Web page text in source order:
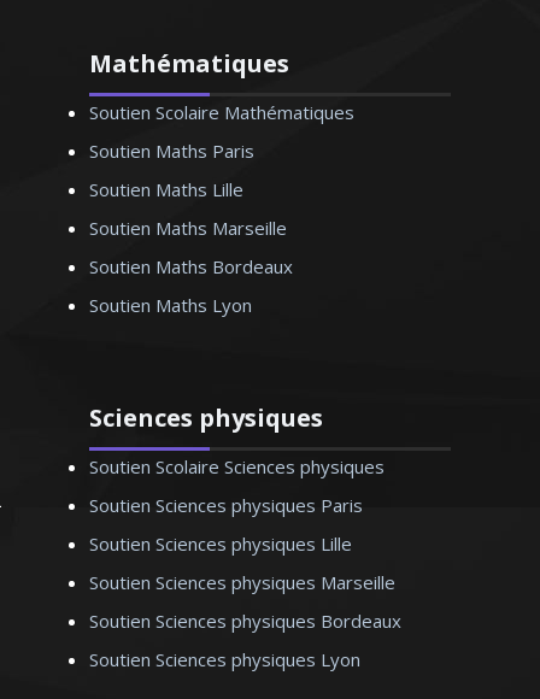
Professeur de mathématiques au sein de
l’éducation nationale, je donne des
Passionné par la pédagogie, je reste à
l’écoute des demandes de chacun de
mes élèves
Monsieur Y. Arnaud - Professeur de
mathématiques - Paris
Mathématiques
Soutien Scolaire Mathématiques
Soutien Maths Paris
Soutien Maths Lille
Soutien Maths Marseille
Soutien Maths Bordeaux
Soutien Maths Lyon
Sciences physiques
Soutien Scolaire Sciences physiques
Soutien Sciences physiques Paris
Soutien Sciences physiques Lille
Soutien Sciences physiques Marseille
Soutien Sciences physiques Bordeaux
Soutien Sciences physiques Lyon